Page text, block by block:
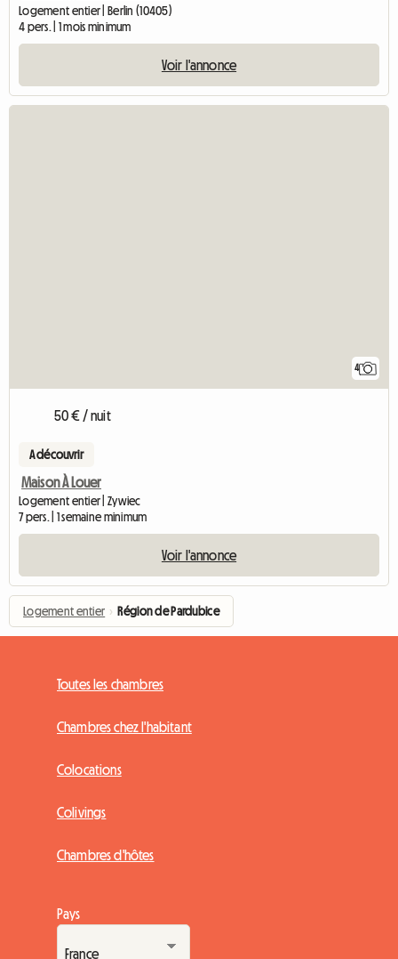
Logement entier | Berlin (10405)
4 pers. | 1 mois minimum
Voir l'annonce
4
50 € / nuit
A découvrir
Maison À Louer
Logement entier | Zywiec
7 pers. | 1 semaine minimum
Voir l'annonce
Logement entier › Région de Pardubice
Toutes les chambres
Chambres chez l'habitant
Colocations
Colivings
Chambres d'hôtes
Pays